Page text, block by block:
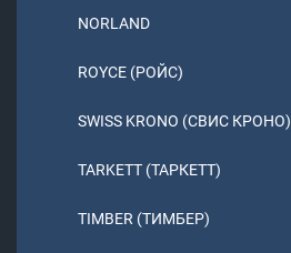
NORLAND
ROYCE (РОЙС)
SWISS KRONO (СВИС КРОНО)
TARKETT (ТАРКЕТТ)
TIMBER (ТИМБЕР)